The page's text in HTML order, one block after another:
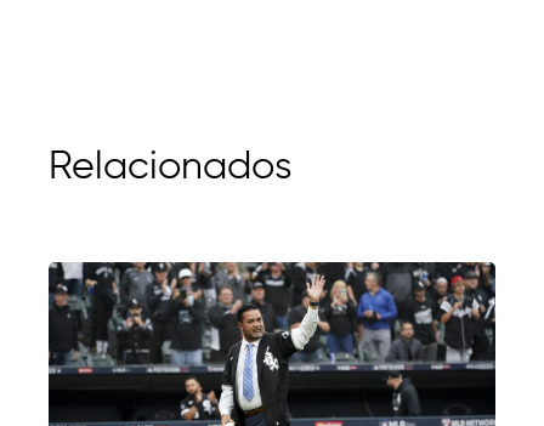
Relacionados